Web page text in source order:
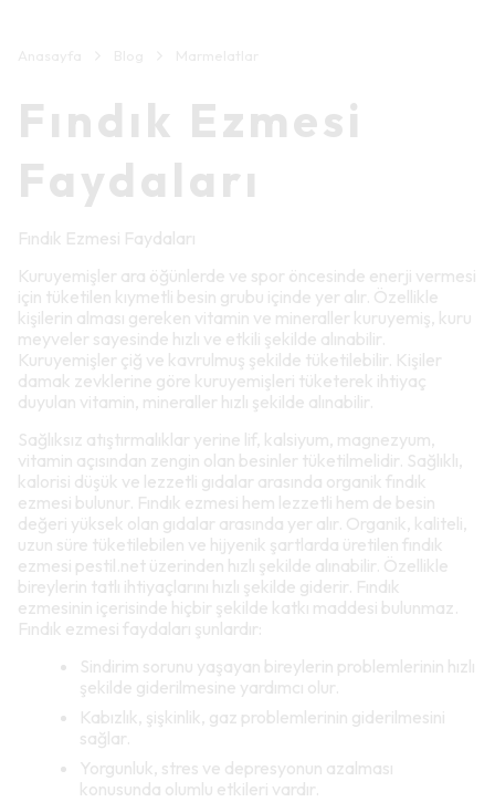
Fındık Ezmesi
Faydaları
Fındık Ezmesi Faydaları
Kuruyemişler ara öğünlerde ve spor öncesinde enerji vermesi
için tüketilen kıymetli besin grubu içinde yer alır. Özellikle
kişilerin alması gereken vitamin ve mineraller kuruyemiş, kuru
meyveler sayesinde hızlı ve etkili şekilde alınabilir.
Kuruyemişler çiğ ve kavrulmuş şekilde tüketilebilir. Kişiler
damak zevklerine göre kuruyemişleri tüketerek ihtiyaç
duyulan vitamin, mineraller hızlı şekilde alınabilir.
Sağlıksız atıştırmalıklar yerine lif, kalsiyum, magnezyum,
vitamin açısından zengin olan besinler tüketilmelidir. Sağlıklı,
kalorisi düşük ve lezzetli gıdalar arasında organik fındık
ezmesi bulunur. Fındık ezmesi hem lezzetli hem de besin
değeri yüksek olan gıdalar arasında yer alır. Organik, kaliteli,
uzun süre tüketilebilen ve hijyenik şartlarda üretilen fındık
ezmesi pestil.net üzerinden hızlı şekilde alınabilir. Özellikle
bireylerin tatlı ihtiyaçlarını hızlı şekilde giderir. Fındık
ezmesinin içerisinde hiçbir şekilde katkı maddesi bulunmaz.
Fındık ezmesi faydaları şunlardır:
Sindirim sorunu yaşayan bireylerin problemlerinin hızlı
şekilde giderilmesine yardımcı olur.
Kabızlık, şişkinlik, gaz problemlerinin giderilmesini
sağlar.
Yorgunluk, stres ve depresyonun azalması
konusunda olumlu etkileri vardır.